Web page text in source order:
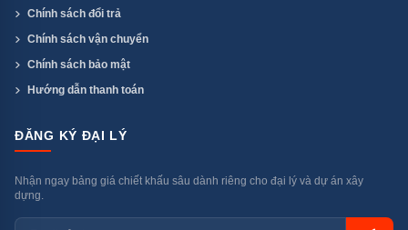
Gia đình 2–3 người (vợ chồng, sinh viên, cặp đôi)
Phòng trọ hoặc căn hộ nhỏ — tủ 55,5cm rộng,
144,5cm cao, rất gọn
Cần bảo hành dài hạn — 20 năm máy nén không lo
vệ thực phẩm đông lạnh
Chính sách đổi trả
Chính sách vận chuyển
Chính sách bảo mật
Hướng dẫn thanh toán
ĐĂNG KÝ ĐẠI LÝ
Nhận ngay bảng giá chiết khấu sâu dành riêng cho đại lý và dự án xây
dựng.